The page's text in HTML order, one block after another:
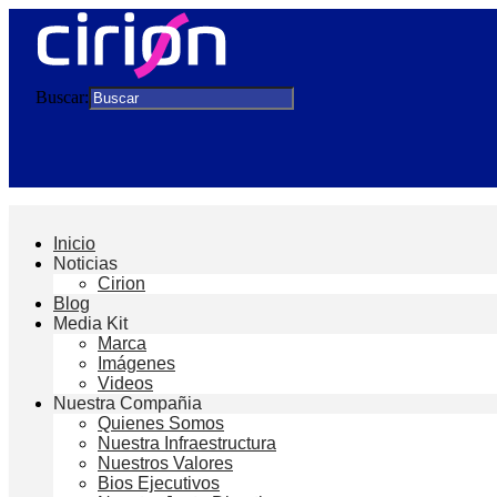
Buscar:
Inicio
Noticias
Cirion
Blog
Media Kit
Marca
Imágenes
Videos
Nuestra Compañia
Quienes Somos
Nuestra Infraestructura
Nuestros Valores
Bios Ejecutivos